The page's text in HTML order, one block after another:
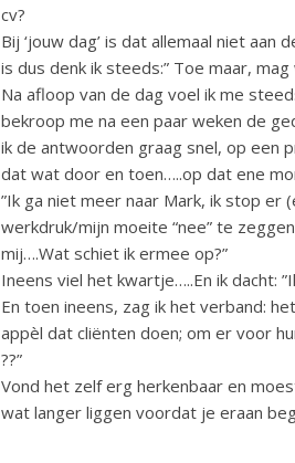
cv?
Bij ‘jouw dag’ is dat allemaal niet
is dus denk ik steeds:” Toe maar, mag
Na afloop van de dag voel ik me
bekroop me na een paar weken de
ik de antwoorden graag snel, op een
dat wat door en toen…..op dat ene
”Ik ga niet meer naar Mark, ik stop er
werkdruk/mijn moeite “nee” te
mij….Wat schiet ik ermee op?”
Ineens viel het kwartje…..En ik dacht:
En toen ineens, zag ik het verband:
appèl dat cliënten doen; om er voor
??”
Vond het zelf erg herkenbaar en
wat langer liggen voordat je eraan